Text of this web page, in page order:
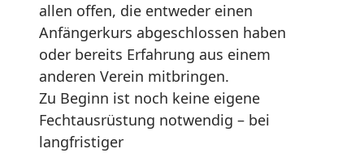
allen offen, die entweder einen
Anfängerkurs abgeschlossen haben
oder bereits Erfahrung aus einem
anderen Verein mitbringen.
Zu Beginn ist noch keine eigene
Fechtausrüstung notwendig – bei
langfristiger